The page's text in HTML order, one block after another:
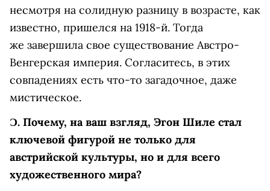
несмотря на солидную разницу в возрасте, как
известно, пришелся на 1918-й. Тогда
же завершила свое существование Австро-
Венгерская империя. Согласитесь, в этих
совпадениях есть что-то загадочное, даже
мистическое.
Ɔ. Почему, на ваш взгляд, Эгон Шиле стал
ключевой фигурой не только для
австрийской культуры, но и для всего
художественного мира?